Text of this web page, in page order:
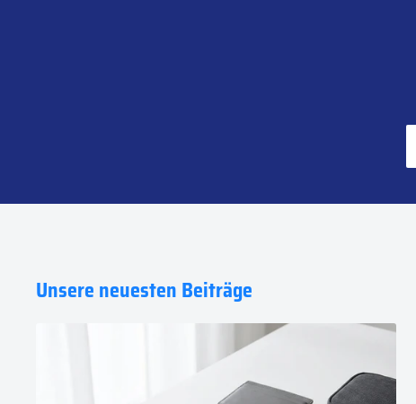
Unsere neuesten Beiträge